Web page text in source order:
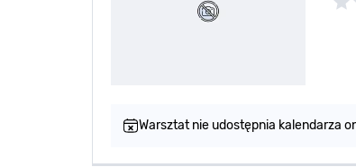
Warsztat nie udostępnia kalendarza